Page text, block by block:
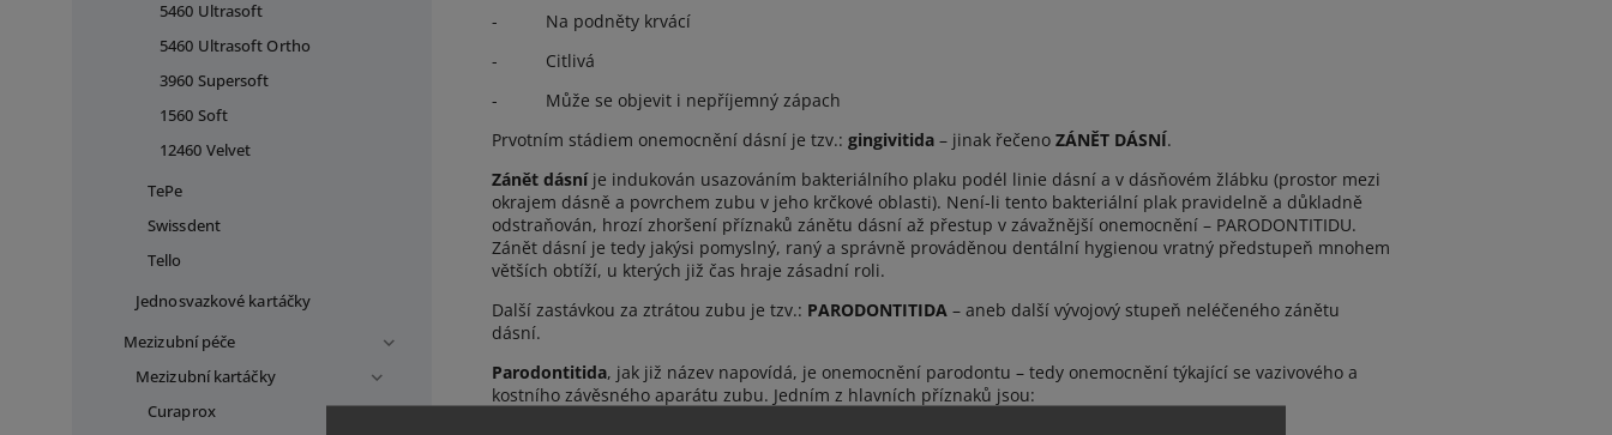
5460 Ultrasoft
5460 Ultrasoft Ortho
3960 Supersoft
1560 Soft
12460 Velvet
TePe
Swissdent
Tello
Jednosvazkové kartáčky
Mezizubní péče
Mezizubní kartáčky
Curaprox
-
Na podněty krvácí
-
Citlivá
-
Může se objevit i nepříjemný zápach
Prvotním stádiem onemocnění dásní je tzv.: gingivitida – jinak řečeno ZÁNĚT DÁSNÍ.
Zánět dásníje indukován usazováním bakteriálního plaku podél linie dásní a v dásňovém žlábku (prostor mezi
okrajem dásně a povrchem zubu v jeho krčkové oblasti). Není-li tento bakteriální plak pravidelně a důkladně
odstraňován, hrozí zhoršení příznaků zánětu dásní až přestup v závažnější onemocnění – PARODONTITIDU.
Zánět dásní je tedy jakýsi pomyslný, raný a správně prováděnou dentální hygienou vratný předstupeň mnohem
větších obtíží, u kterých již čas hraje zásadní roli.
Další zastávkou za ztrátou zubu je tzv.: PARODONTITIDA – aneb další vývojový stupeň neléčeného zánětu
dásní.
Parodontitida, jak již název napovídá, je onemocnění parodontu – tedy onemocnění týkající se vazivového a
kostního závěsného aparátu zubu. Jedním z hlavních příznaků jsou: